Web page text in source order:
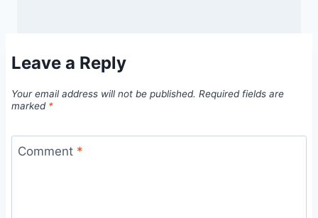
Leave a Reply
Your email address will not be published. Required fields are
marked *
Comment *